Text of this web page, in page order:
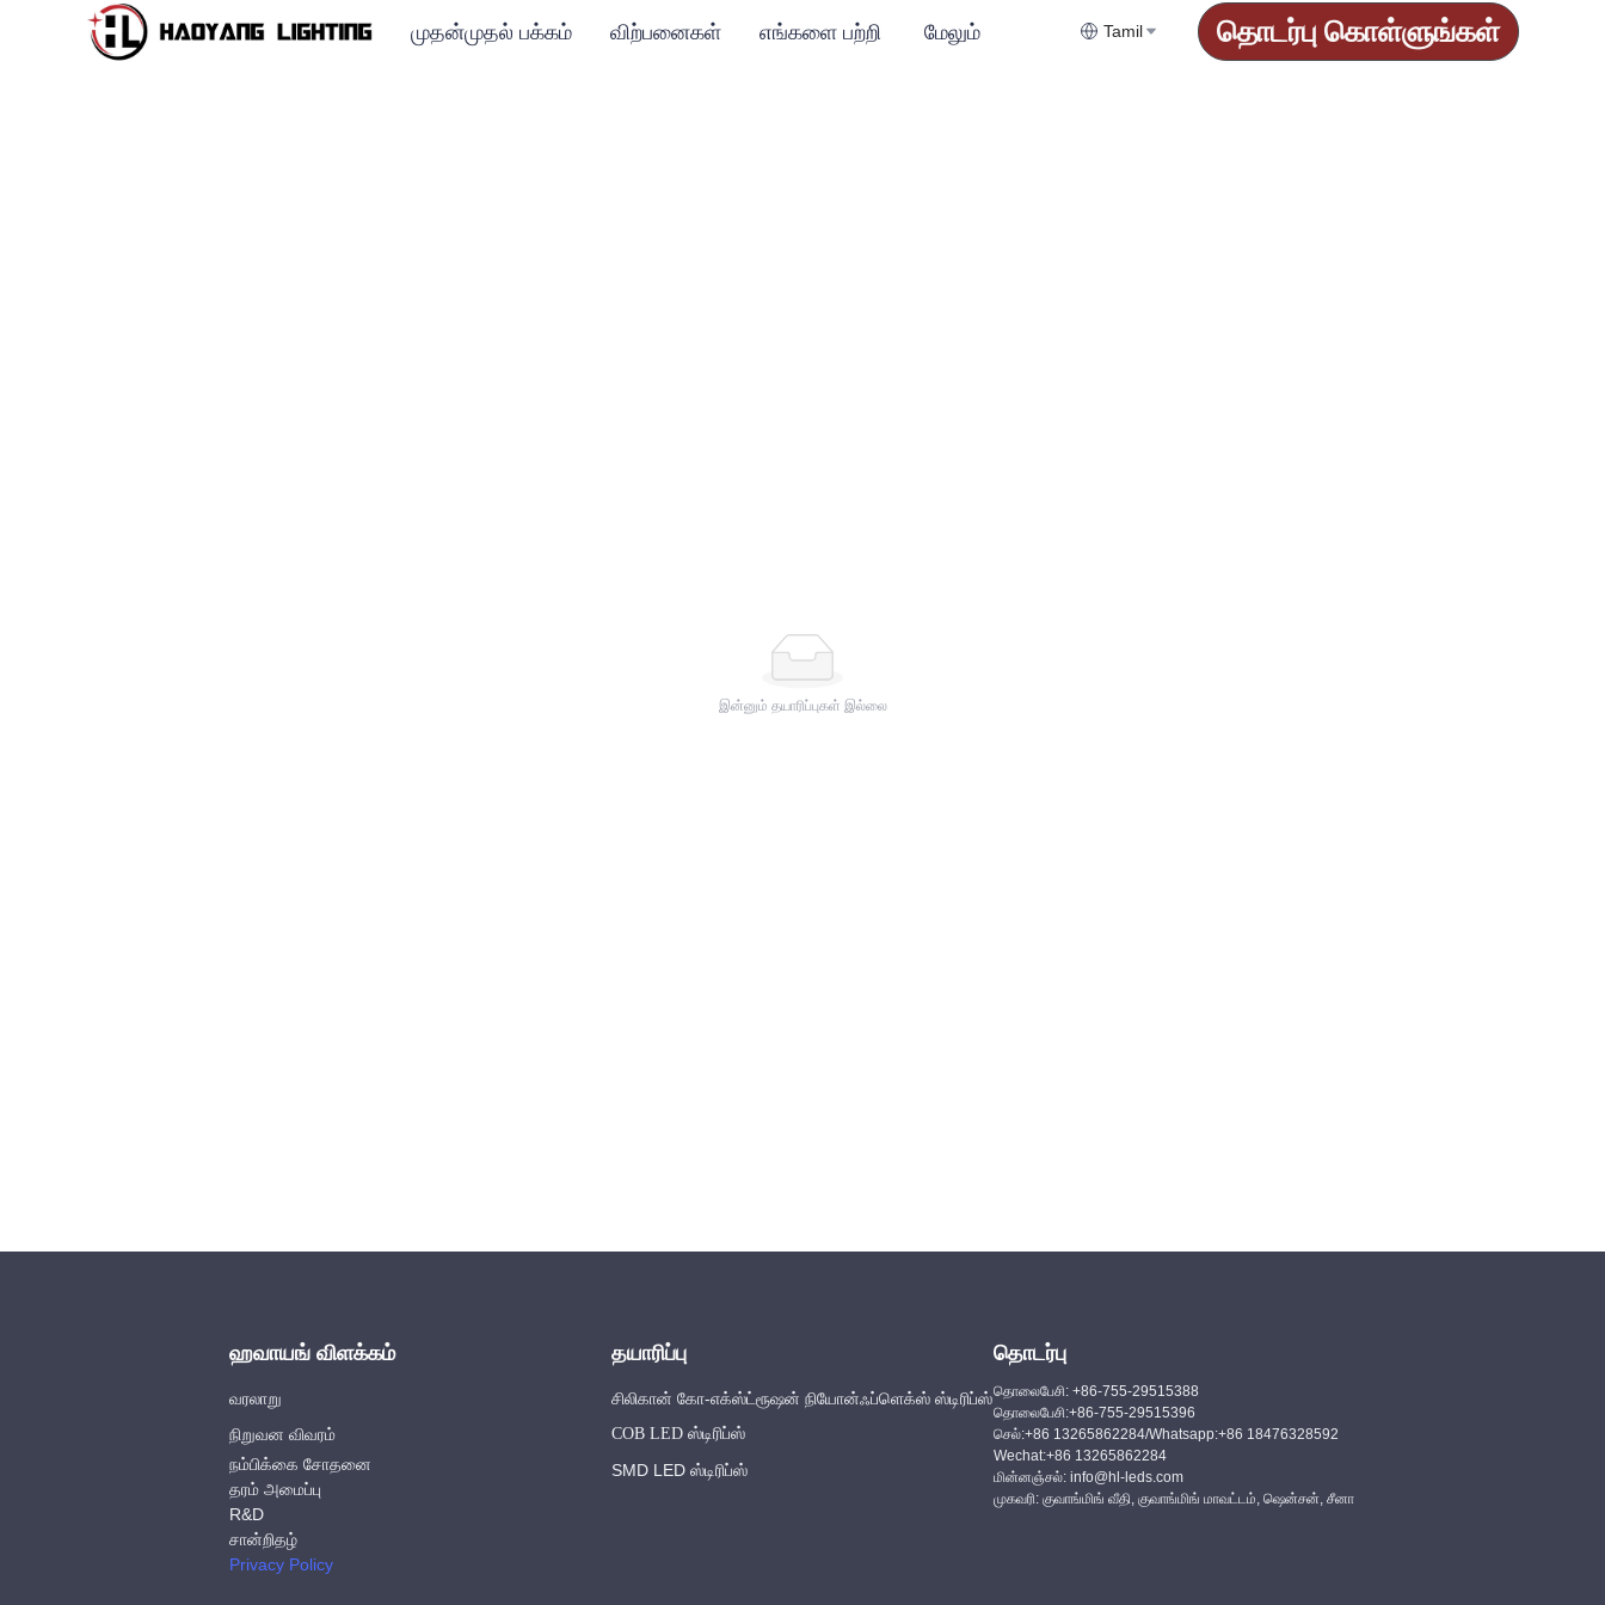
முதன்முதல் பக்கம் விற்பனைகள் எங்களை பற்றி மேலும் Tamil தொடர்பு கொள்ளுங்கள்
இன்னும் தயாரிப்புகள் இல்லை
ஹவாயங் விளக்கம்
வரலாறு
நிறுவன விவரம்
நம்பிக்கை சோதனை
தரம் அமைப்பு
R&D
சான்றிதழ்
Privacy Policy
தயாரிப்பு
சிலிகான் கோ-எக்ஸ்ட்ரூஷன் நியோன்ஃப்ளெக்ஸ் ஸ்டிரிப்ஸ்
COB LED ஸ்டிரிப்ஸ்
SMD LED ஸ்டிரிப்ஸ்
தொடர்பு
தொலைபேசி: +86-755-29515388
தொலைபேசி:+86-755-29515396
செல்:+86 13265862284/Whatsapp:+86 18476328592
Wechat:+86 13265862284
மின்னஞ்சல்: info@hl-leds.com
முகவரி: குவாங்மிங் வீதி, குவாங்மிங் மாவட்டம், ஷென்சன், சீனா